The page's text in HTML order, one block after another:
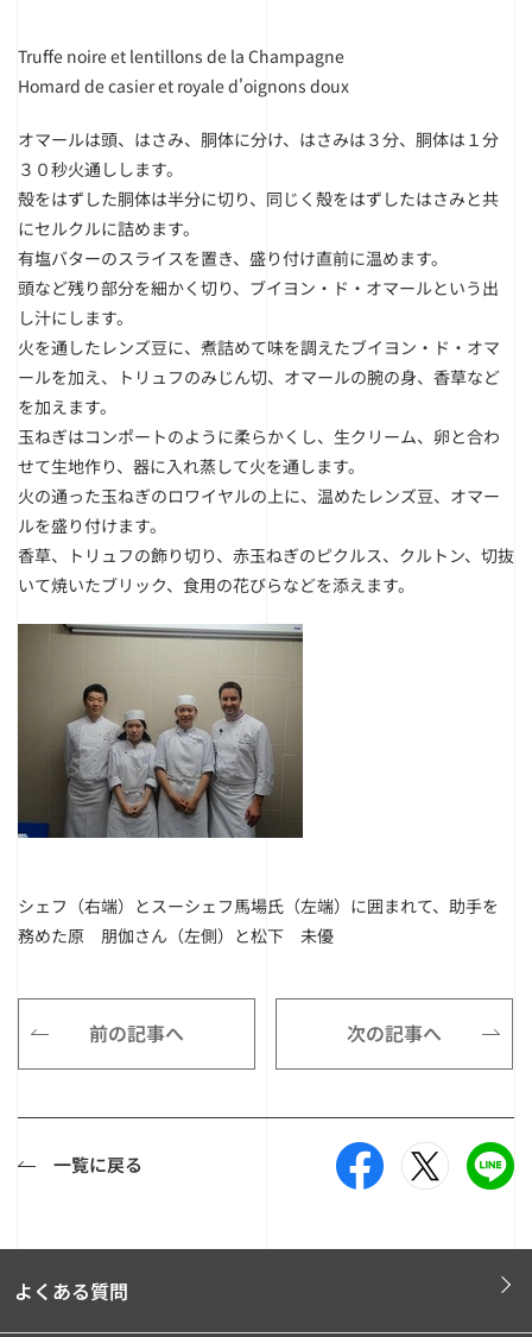
Truffe noire et lentillons de la Champagne
Homard de casier et royale d'oignons doux
オマールは頭、はさみ、胴体に分け、はさみは３分、胴体は１分
３０秒火通しします。
殻をはずした胴体は半分に切り、同じく殻をはずしたはさみと共
にセルクルに詰めます。
有塩バターのスライスを置き、盛り付け直前に温めます。
頭など残り部分を細かく切り、ブイヨン・ド・オマールという出
し汁にします。
火を通したレンズ豆に、煮詰めて味を調えたブイヨン・ド・オマ
ールを加え、トリュフのみじん切、オマールの腕の身、香草など
を加えます。
玉ねぎはコンポートのように柔らかくし、生クリーム、卵と合わ
せて生地作り、器に入れ蒸して火を通します。
火の通った玉ねぎのロワイヤルの上に、温めたレンズ豆、オマー
ルを盛り付けます。
香草、トリュフの飾り切り、赤玉ねぎのピクルス、クルトン、切抜
いて焼いたブリック、食用の花びらなどを添えます。
シェフ（右端）とスーシェフ馬場氏（左端）に囲まれて、助手を
務めた原 朋伽さん（左側）と松下 未優
前の記事へ 次の記事へ
一覧に戻る
よくある質問